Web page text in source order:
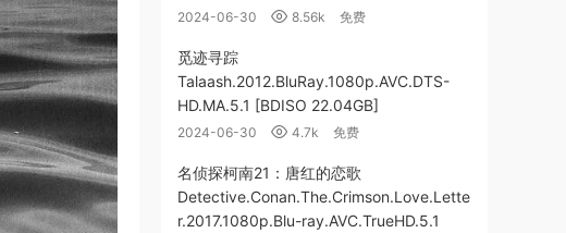
2024-06-30 8.56k 免费
觅迹寻踪
Talaash.2012.BluRay.1080p.AVC.DTS-
HD.MA.5.1 [BDISO 22.04GB]
2024-06-30 4.7k 免费
名侦探柯南21：唐红的恋歌
Detective.Conan.The.Crimson.Love.Lette
r.2017.1080p.Blu-ray.AVC.TrueHD.5.1